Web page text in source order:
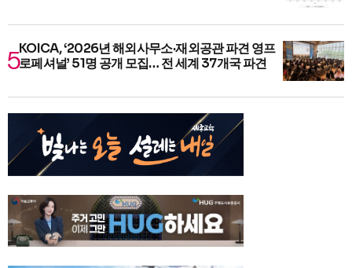
KOICA, ‘2026년 해외사무소·재외공관 파견 영프
로페셔널’ 51명 공개 모집… 전 세계 37개국 파견